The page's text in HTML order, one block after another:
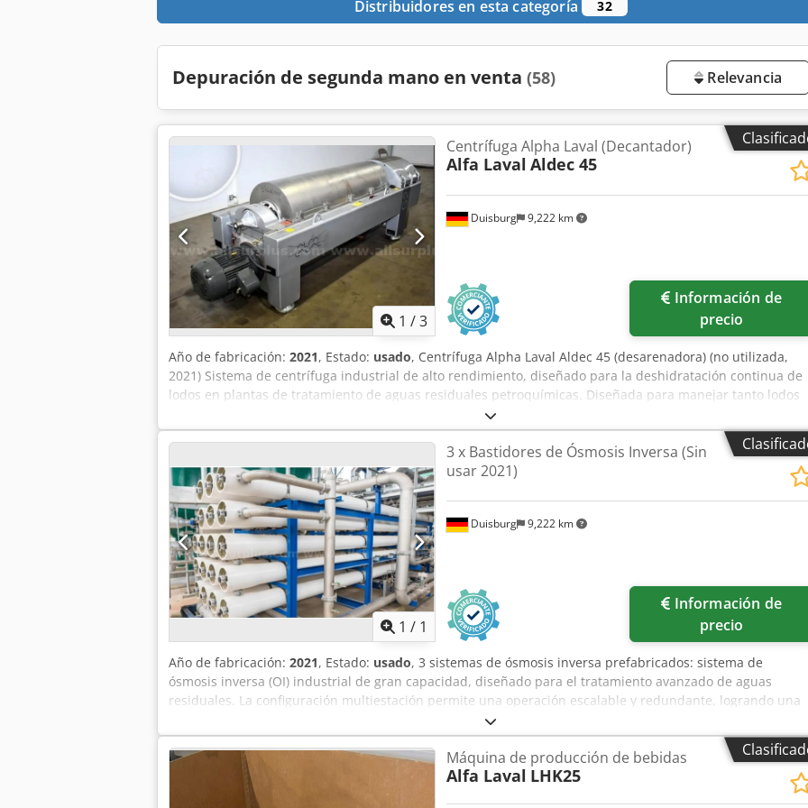
Distribuidores en esta categoría 32
Depuración de segunda mano en venta (58) Relevancia
1 /3
Duisburg 9,222 km
Centrífuga Alpha Laval (Decantador)
Alfa Laval Aldec 45
precio
Año de fabricación: 2021, Estado: usado, Centrífuga Alpha Laval Aldec 45 (desarenadora) (no utilizada,
2021) Sistema de centrífuga industrial de alto rendimiento, diseñado para la deshidratación continua de
lodos en plantas de tratamiento de aguas residuales petroquímicas. Diseñada para manejar tanto lodos
con contenido de aceite como lodos biológicos, y ofrece una separación de fases robusta, con un
contenido máximo de sólidos en el tortón de >15 %. Densidad máxima del tortón húmedo compacto: 1,3
kg/dm3; velocidad máxima: 4200 rpm. Diámetro del tambor: 360 mm. Velocidad principal máxima del
tambor: 4200 rpm. Tenga en cuenta que, dado que los productos se entregan embalados, las imágenes
mostradas son representativas y no corresponden a las unidades reales. Nota: La venta está condicionada
a la finalización satisfactoria, en un plazo de 24 horas, de una verificación de diligencia debida del socio
comercial (BPDDC) y de un formulario de declaración del usuario final (EUS) por parte del comprador, y, si
el comprador no es el usuario final, para cada usuario final. Crjdpjzl U A Uefx Aqvsf Los formularios
BPDDC y EUS se pueden descargar del sitio web.
1 / 1
Duisburg 9,222 km
3 x Bastidores de Ósmosis Inversa (Sin
usar 2021)
precio
Año de fabricación: 2021, Estado: usado, 3 sistemas de ósmosis inversa prefabricados: sistema de
ósmosis inversa (OI) industrial de gran capacidad, diseñado para el tratamiento avanzado de aguas
residuales. La configuración multiestación permite una operación escalable y redundante, logrando una
tasa de rechazo de sólidos disueltos superior al 97 %. Produce un permeado de alta calidad adecuado
para el suministro a sistemas de desmineralización o para su reutilización como agua de refrigeración.
Codpfx Aqozl U N Isvorf Tenga en cuenta que, como los productos se embalan, las imágenes mostradas
son representativas y no corresponden a las unidades reales. Nota: Las ventas están condicionadas a la
finalización satisfactoria, en un plazo de 24 horas, de una verificación de debida diligencia del socio
Máquina de producción de bebidas
Alfa Laval LHK25